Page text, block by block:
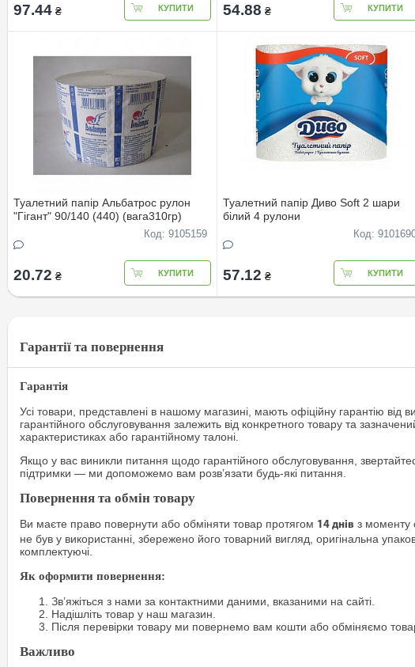
97.44 ₴ КУПИТИ 54.88 ₴ КУПИТИ
Туалетний папір Альбатрос рулон
"Гігант" 90/140 (440) (вага310гр)
Код: 9105159
20.72 ₴ КУПИТИ
Туалетний папір Диво Soft 2 шари
білий 4 рулони
Код:
57.12 ₴ КУПИТИ
Гарантії та повернення
Гарантія
Усі товари, представлені в нашому магазині, мають офіційну гарантію від
гарантійного обслуговування залежить від конкретного товару та
характеристиках або гарантійному талоні.
Якщо у вас виникли питання щодо гарантійного обслуговування,
підтримки — ми допоможемо вам розв’язати будь-які питання.
Повернення та обмін товару
Ви маєте право повернути або обміняти товар протягом 14 днів з моменту
не був у використанні, збережено його товарний вигляд, оригінальна
комплектуючі.
Як оформити повернення:
Зв’яжіться з нами за контактними даними, вказаними на сайті.
Надішліть товар у наш магазин.
Після перевірки товару ми повернемо вам кошти або обміняємо
Важливо